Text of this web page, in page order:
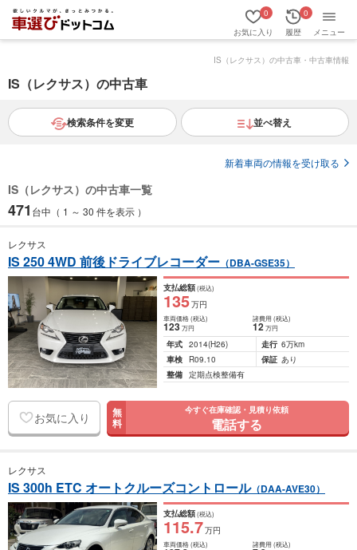
お気に入り
0
履歴
0
メニュー
IS（レクサス）の中古車・中古車情報
IS（レクサス）の中古車
検索条件を変更 並べ替え
新着車両の情報を受け取る
IS（レクサス）の中古車一覧
471 台中（ 1 ～ 30 件を表示 ）
レクサス
IS 250 4WD 前後ドライブレコーダー （DBA-GSE35）
支払総額(税込)
135万円
車両価格(税込)
123万円
諸費用 (税込)
12 万円
年式 2014(H26) 走行 6万km
車検
R09.10 保証 あり
整備 定期点検整備有
お気に入り 無
料
今すぐ在庫確認・見積り依頼
電話する
レクサス
IS 300h ETC オートクルーズコントロール（DAA-AVE30）
支払総額(税込)
115.7万円
車両価格(税込) 諸費用 (税込)